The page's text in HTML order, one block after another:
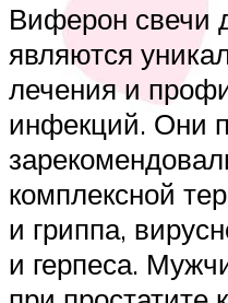
Виферон свечи
являются
лечения и
инфекций. Они
комплексной
и гриппа,
и герпеса.